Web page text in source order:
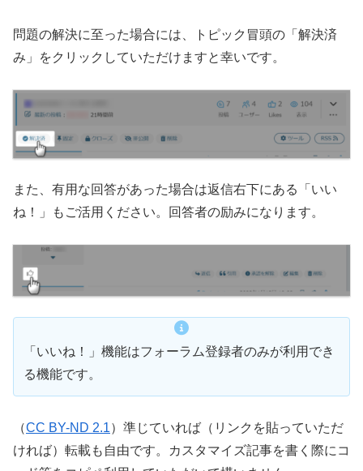
問題の解決に至った場合には、トピック冒頭の「解決済
み」をクリックしていただけますと幸いです。
また、有用な回答があった場合は返信右下にある「いい
ね！」もご活用ください。回答者の励みになります。
「いいね！」機能はフォーラム登録者のみが利用でき
る機能です。
（CC BY-ND 2.1）準じていれば（リンクを貼っていただ
ければ）転載も自由です。カスタマイズ記事を書く際にコ